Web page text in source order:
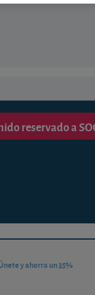
reservado a
y ahorra un 35%